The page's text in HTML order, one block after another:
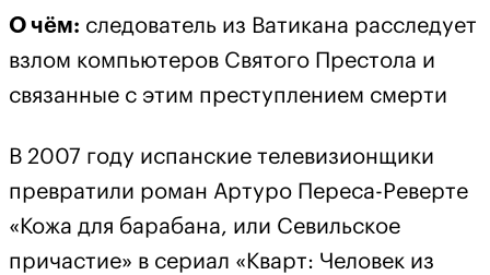
О чём: следователь из Ватикана расследует
взлом компьютеров Святого Престола и
связанные с этим преступлением смерти
В 2007 году испанские телевизионщики
превратили роман Артуро Переса-Реверте
«Кожа для барабана, или Севильское
причастие» в сериал «Кварт: Человек из